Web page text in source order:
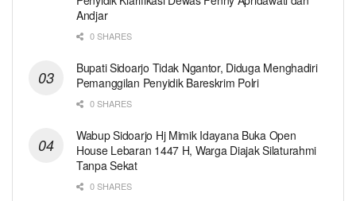
Andjar
0 SHARES
Bupati Sidoarjo Tidak Ngantor, Diduga Menghadiri
Pemanggilan Penyidik Bareskrim Polri
0 SHARES
Wabup Sidoarjo Hj Mimik Idayana Buka Open
House Lebaran 1447 H, Warga Diajak Silaturahmi
Tanpa Sekat
0 SHARES